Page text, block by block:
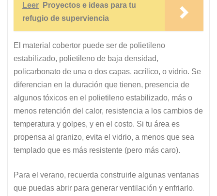
Leer
Proyectos e ideas para tu
refugio de superviencia
El material cobertor puede ser de polietileno
estabilizado, polietileno de baja densidad,
policarbonato de una o dos capas, acrílico, o vidrio. Se
diferencian en la duración que tienen, presencia de
algunos tóxicos en el polietileno estabilizado, más o
menos retención del calor, resistencia a los cambios de
temperatura y golpes, y en el costo. Si tu área es
propensa al granizo, evita el vidrio, a menos que sea
templado que es más resistente (pero más caro).
Para el verano, recuerda construirle algunas ventanas
que puedas abrir para generar ventilación y enfriarlo.